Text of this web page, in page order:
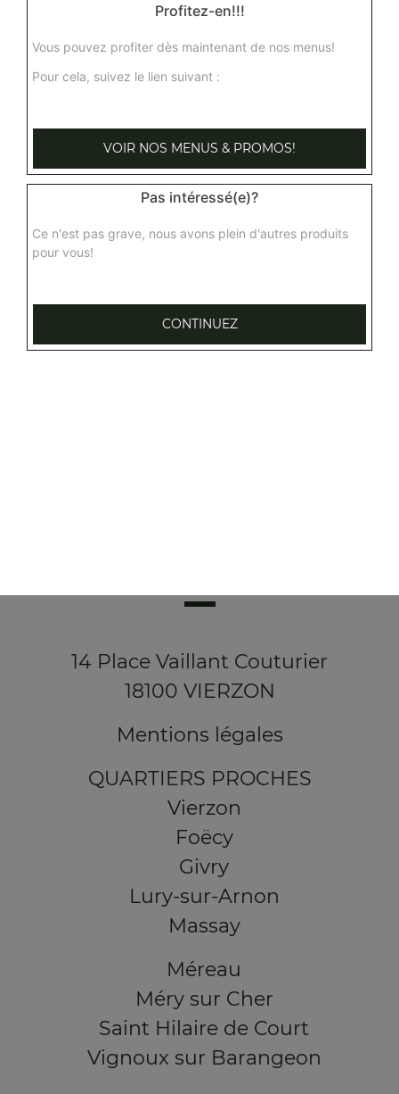
7.50 €
Tagliatelle poulet
Crème fraîche, poulet, champignons
8.00€
14 Place Vaillant Couturier
18100 VIERZON
Mentions légales
QUARTIERS PROCHES
Vierzon
Foëcy
Givry
Lury-sur-Arnon
Massay
Méreau
Méry sur Cher
Saint Hilaire de Court
Vignoux sur Barangeon
Profitez-en!!!
Vous pouvez profiter dès maintenant de nos menus!
Pour cela, suivez le lien suivant :
VOIR NOS MENUS & PROMOS!
Pas intéressé(e)?
Ce n'est pas grave, nous avons plein d'autres produits
pour vous!
CONTINUEZ